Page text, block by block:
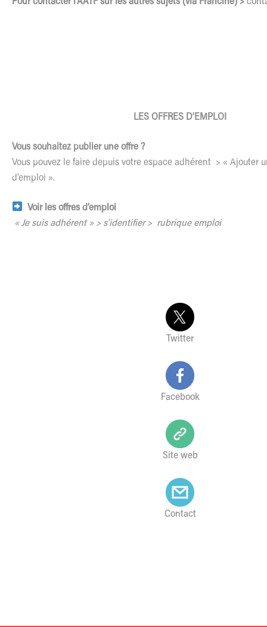
LES OFFRES D’EMPLOI
Vous souhaitez publier une offre ?
Vous pouvez le faire depuis votre espace adhérent > « Ajouter
d’emploi ».
Voir les offres d’emploi
« Je suis adhérent » > s’identifier > rubrique emploi
Twitter
Facebook
Site web
Contact